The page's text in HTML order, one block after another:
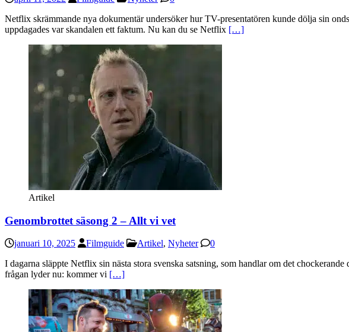
Netflix skrämmande nya dokumentär undersöker hur TV-presentatören kunde dölja sin
uppdagades var skandalen ett faktum. Nu kan du se Netflix […]
Artikel
Genombrottet säsong 2 – Allt vi vet
januari 10, 2025 Filmguide Artikel, Nyheter
0
I dagarna släppte Netflix sin nästa stora svenska satsning, som handlar om det
frågan lyder nu: kommer vi […]